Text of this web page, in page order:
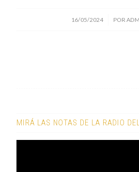
16/05/2024
/ POR
MIRÁ LAS NOTAS DE LA RADIO